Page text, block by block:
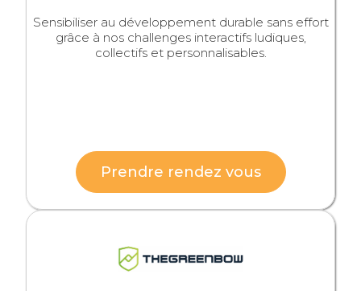
Sensibiliser au développement durable sans effort
grâce à nos challenges interactifs ludiques,
collectifs et personnalisables.
Prendre rendez vous